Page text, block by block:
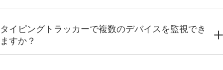
タイピングトラッカーで複数のデバイスを監視でき
ますか？